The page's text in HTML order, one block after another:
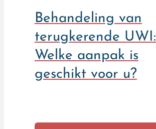
Behandeling van
terugkerende UWI:
Welke aanpak is
geschikt voor u?